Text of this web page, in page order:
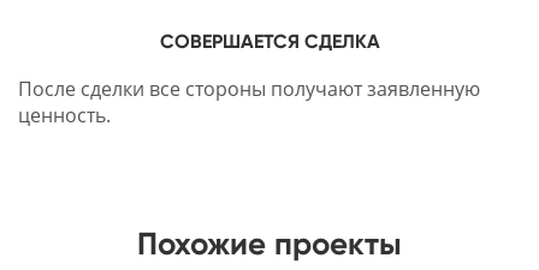
СОВЕРШАЕТСЯ СДЕЛКА
После сделки все стороны получают заявленную
ценность.
Похожие проекты